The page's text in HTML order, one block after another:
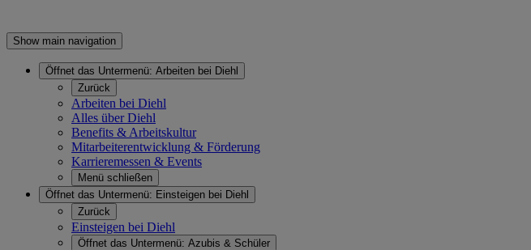
Show main navigation
Öffnet das Untermenü: Arbeiten bei Diehl
Zurück
Arbeiten bei Diehl
Alles über Diehl
Benefits & Arbeitskultur
Mitarbeiterentwicklung & Förderung
Karrieremessen & Events
Menü schließen
Öffnet das Untermenü: Einsteigen bei Diehl
Zurück
Einsteigen bei Diehl
Öffnet das Untermenü: Azubis & Schüler